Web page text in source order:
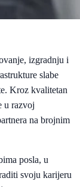
izgradnju i
slabe
Kroz kvalitetan
u razvoj
na brojnim
posla, u
svoju karijeru